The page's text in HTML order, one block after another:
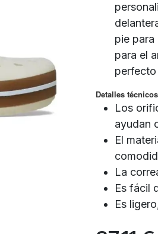
pie para
para el
Detalles técnicos
Los
ayudan
El
La
Es fácil
Es